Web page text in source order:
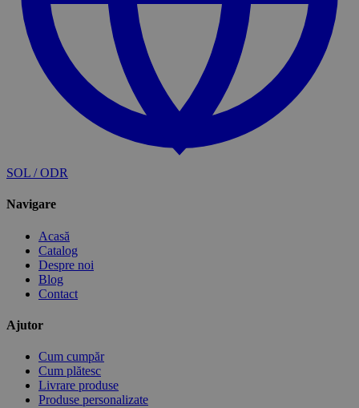
SOL / ODR
Navigare
Acasă
Catalog
Despre noi
Blog
Contact
Ajutor
Cum cumpăr
Cum plătesc
Livrare produse
Produse personalizate